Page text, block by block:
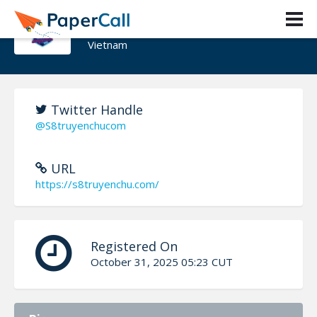
S8truyenchu com
Vietnam
Twitter Handle
@S8truyenchucom
URL
https://s8truyenchu.com/
Registered On
October 31, 2025 05:23 CUT